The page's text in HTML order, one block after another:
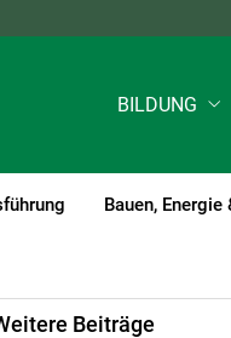
BILDUNG
Bauen, Energie
Beiträge